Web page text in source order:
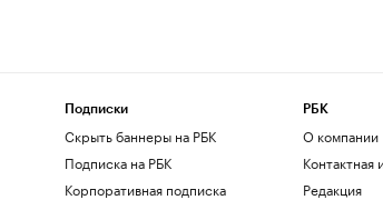
Подписки
Скрыть баннеры на РБК
Подписка на РБК
Корпоративная подписка
РБК
О компании
Редакция